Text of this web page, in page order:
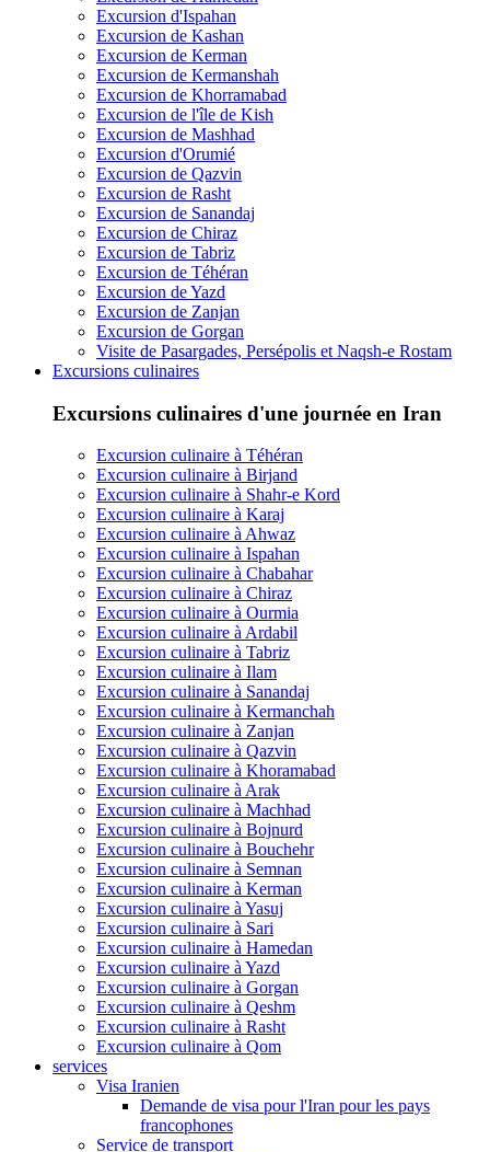
Excursion d'Ispahan
Excursion de Kashan
Excursion de Kerman
Excursion de Kermanshah
Excursion de Khorramabad
Excursion de l'île de Kish
Excursion de Mashhad
Excursion d'Orumié
Excursion de Qazvin
Excursion de Rasht
Excursion de Sanandaj
Excursion de Chiraz
Excursion de Tabriz
Excursion de Téhéran
Excursion de Yazd
Excursion de Zanjan
Excursion de Gorgan
Visite de Pasargades, Persépolis et Naqsh-e Rostam
Excursions culinaires
Excursions culinaires d'une journée en Iran
Excursion culinaire à Téhéran
Excursion culinaire à Birjand
Excursion culinaire à Shahr-e Kord
Excursion culinaire à Karaj
Excursion culinaire à Ahwaz
Excursion culinaire à Ispahan
Excursion culinaire à Chabahar
Excursion culinaire à Chiraz
Excursion culinaire à Ourmia
Excursion culinaire à Ardabil
Excursion culinaire à Tabriz
Excursion culinaire à Ilam
Excursion culinaire à Sanandaj
Excursion culinaire à Kermanchah
Excursion culinaire à Zanjan
Excursion culinaire à Qazvin
Excursion culinaire à Khoramabad
Excursion culinaire à Arak
Excursion culinaire à Machhad
Excursion culinaire à Bojnurd
Excursion culinaire à Bouchehr
Excursion culinaire à Semnan
Excursion culinaire à Kerman
Excursion culinaire à Yasuj
Excursion culinaire à Sari
Excursion culinaire à Hamedan
Excursion culinaire à Yazd
Excursion culinaire à Gorgan
Excursion culinaire à Qeshm
Excursion culinaire à Rasht
Excursion culinaire à Qom
services
Visa Iranien
Demande de visa pour l'Iran pour les pays
francophones
Service de transport